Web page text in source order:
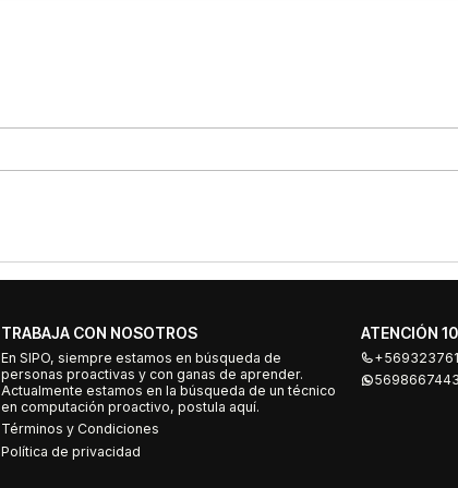
TRABAJA CON NOSOTROS
En SIPO, siempre estamos en búsqueda de
personas proactivas y con ganas de aprender.
Actualmente estamos en la búsqueda de un técnico
en computación proactivo, postula aquí.
Términos y Condiciones
Política de privacidad
ATENCIÓN